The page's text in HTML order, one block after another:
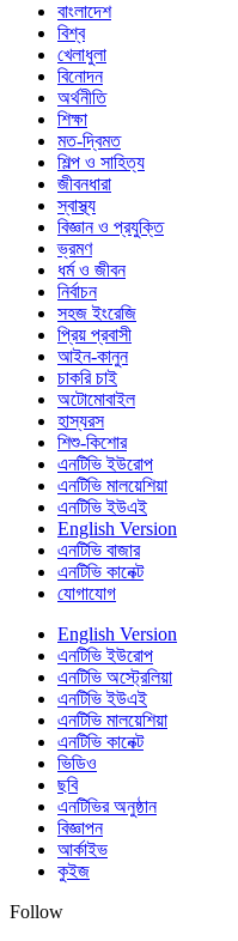
বাংলাদেশ
বিশ্ব
খেলাধুলা
বিনোদন
অর্থনীতি
শিক্ষা
মত-দ্বিমত
শিল্প ও সাহিত্য
জীবনধারা
স্বাস্থ্য
বিজ্ঞান ও প্রযুক্তি
ভ্রমণ
ধর্ম ও জীবন
নির্বাচন
সহজ ইংরেজি
প্রিয় প্রবাসী
আইন-কানুন
চাকরি চাই
অটোমোবাইল
হাস্যরস
শিশু-কিশোর
এনটিভি ইউরোপ
এনটিভি মালয়েশিয়া
এনটিভি ইউএই
English Version
এনটিভি বাজার
এনটিভি কানেক্ট
যোগাযোগ
English Version
এনটিভি ইউরোপ
এনটিভি অস্ট্রেলিয়া
এনটিভি ইউএই
এনটিভি মালয়েশিয়া
এনটিভি কানেক্ট
ভিডিও
ছবি
এনটিভির অনুষ্ঠান
বিজ্ঞাপন
আর্কাইভ
কুইজ
Follow